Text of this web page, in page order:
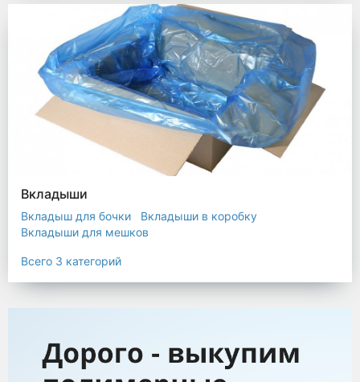
Вкладыши
Вкладыш для бочки
Вкладыши в коробку
Вкладыши для мешков
Всего 3 категорий